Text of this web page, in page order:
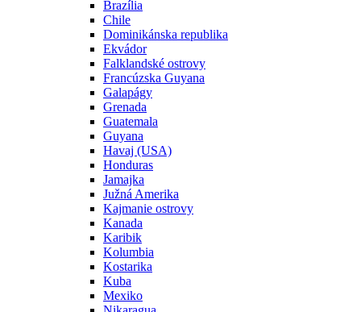
Brazília
Chile
Dominikánska republika
Ekvádor
Falklandské ostrovy
Francúzska Guyana
Galapágy
Grenada
Guatemala
Guyana
Havaj (USA)
Honduras
Jamajka
Južná Amerika
Kajmanie ostrovy
Kanada
Karibik
Kolumbia
Kostarika
Kuba
Mexiko